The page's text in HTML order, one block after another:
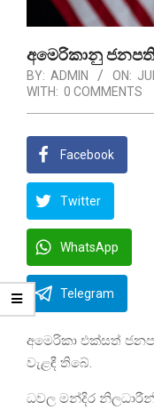
අමෙරිකානු
BY: ADMIN ON:
WITH: 0 COMMENTS
Facebook
Twitter
WhatsApp
Telegram
අමෙරිකා එක්සත්
වැළඳී තිබේ.
ධවල මන්දිර